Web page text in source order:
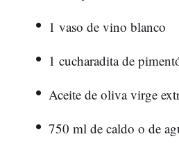
1 vaso de vino blanco
1 cucharadita de
Aceite de oliva virge
750 ml de caldo o de